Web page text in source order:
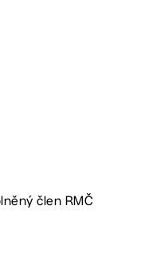
člen RMČ